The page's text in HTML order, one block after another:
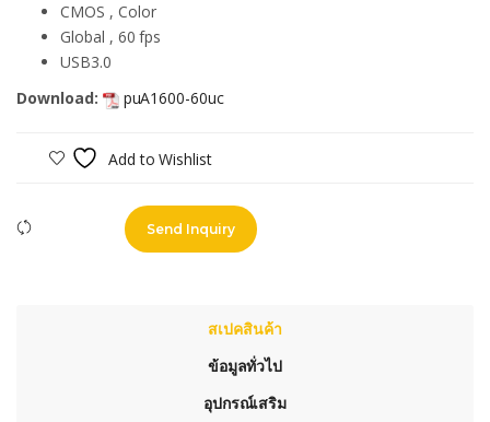
CMOS , Color
Global , 60 fps
USB3.0
Download:
puA1600-60uc
Add to Wishlist
Send Inquiry
สเปคสินค้า
ข้อมูลทั่วไป
อุปกรณ์เสริม